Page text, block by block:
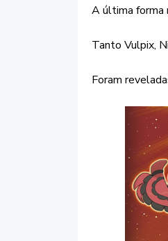
A última forma
Tanto Vulpix,
Foram